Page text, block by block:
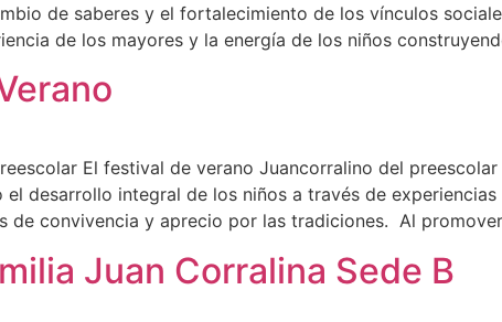
de saberes y el fortalecimiento de los vínculos
de los mayores y la energía de los niños
El festival de verano Juancorralino del
el desarrollo integral de los niños a través de
de convivencia y aprecio por las tradiciones. Al
Juan Corralina Sede B